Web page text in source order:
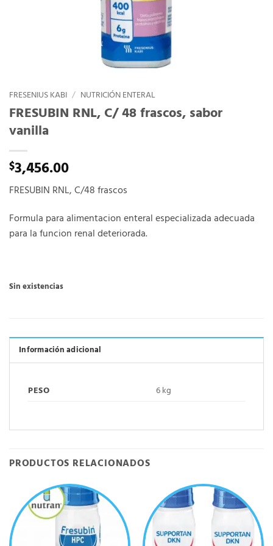
FRESENIUS KABI / NUTRICIÓN ENTERAL
FRESUBIN RNL, C/ 48 frascos, sabor
vanilla
$3,456.00
FRESUBIN RNL, C/48 frascos
Formula para alimentacion enteral especializada adecuada
para la funcion renal deteriorada.
Sin existencias
Información adicional
PESO 6 kg
PRODUCTOS RELACIONADOS